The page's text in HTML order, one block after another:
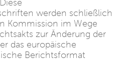
werden schließlich
Kommission im Wege
zur Änderung der
das europäische
Berichtsformat